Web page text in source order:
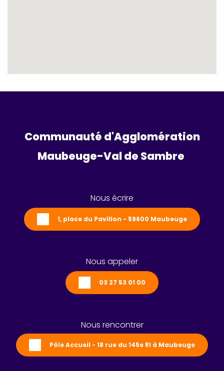
Communauté d'Agglomération
Maubeuge-Val de Sambre
Nous écrire
1, place du Pavillon - 59600 Maubeuge
Nous appeler
03 27 53 01 00
Nous rencontrer
Pôle Accueil - 18 rue du 145e RI à Maubeuge